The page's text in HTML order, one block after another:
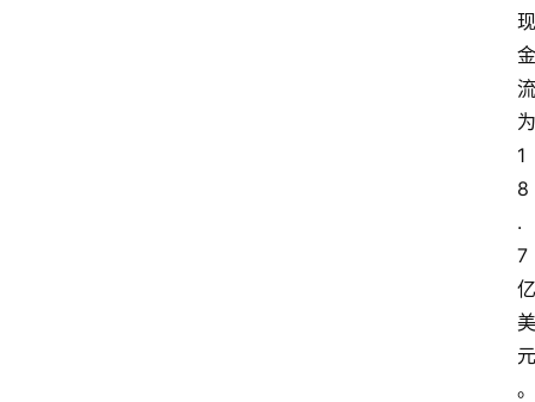
现
金
流
为
1
8
.
7
亿
美
元
。